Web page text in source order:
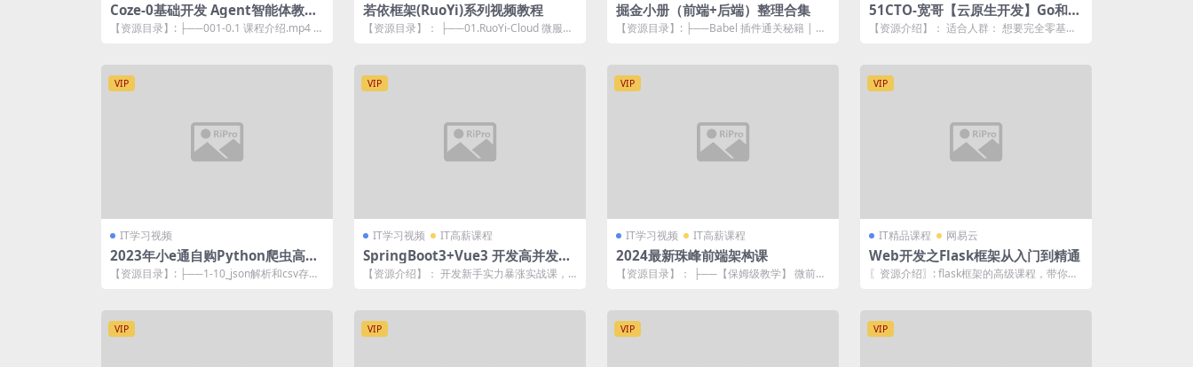
Coze-0基础开发 Agent智能体教
程：不需要懂编程，做属于自己的对
【资源目录】: ├──001-0.1 课程介绍.mp4 2
若依框架(RuoYi)系列视频教程
【资源目录】： ├──01.RuoYi-Cloud 微服务
掘金小册（前端+后端）整理合集
【资源目录】: ├──Babel 插件通关秘籍 | ├
51CTO-宽哥【云原生开发】Go和Gi
n入门到脚手架项目实战
【资源介绍】： 适合人群： 想要完全零基础
VIP
IT学习视频
2023年小e通自购Python爬虫高级
开发大数据抓取13期(主讲青椒)视频
【资源目录】: ├──1-10_json解析和csv存储.
VIP
IT学习视频 IT高薪课程
SpringBoot3+Vue3 开发高并发秒
杀抢购系统
【资源介绍】： 开发新手实力暴涨实战课，
VIP
IT学习视频 IT高薪课程
2024最新珠峰前端架构课
【资源目录】： ├──【保姆级教学】 微前端
VIP
IT精品课程 网易云
Web开发之Flask框架从入门到精通
〖资源介绍〗: flask框架的高级课程，带你玩
VIP VIP VIP VIP